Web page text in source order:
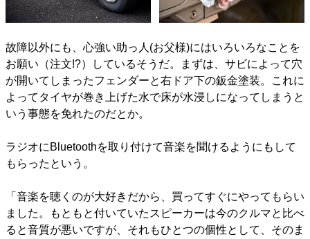
故障以外にも、心強い助っ人(お父様)にはいろいろなことを
お願い（注文!?）しているそうだ。まずは、サビによって穴
が開いてしまったフェンダーと右ドア下の鈑金塗装。これに
よってタイヤが巻き上げた水で床が水浸しになってしまうと
いう事態を免れたのだとか。
ラジオにBluetoothを取り付けて音楽を聞けるようにもして
もらったという。
「音楽を聴くのが大好きだから、買ってすぐにやってもらい
ました。もともと付いていたスピーカーは今のクルマと比べ
ると音質が悪いですが、それもひとつの個性として、そのま